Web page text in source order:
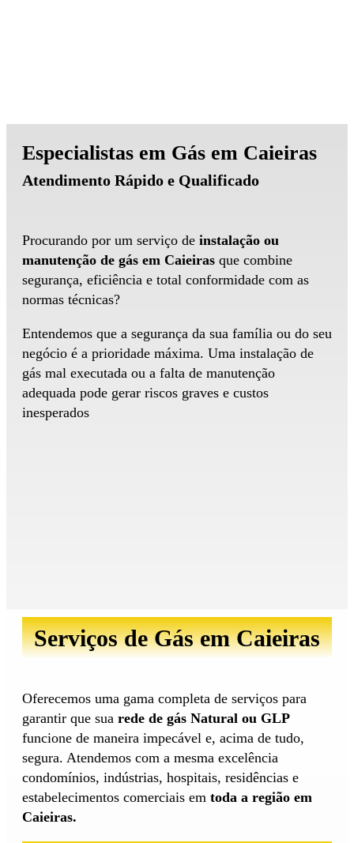
Especialistas em Gás em Caieiras
Atendimento Rápido e Qualificado
Procurando por um serviço de instalação ou
manutenção de gás em Caieiras que combine
segurança, eficiência e total conformidade com as
normas técnicas?
Entendemos que a segurança da sua família ou do seu
negócio é a prioridade máxima. Uma instalação de
gás mal executada ou a falta de manutenção
adequada pode gerar riscos graves e custos
inesperados
Serviços de Gás em Caieiras
Oferecemos uma gama completa de serviços para
garantir que sua rede de gás Natural ou GLP
funcione de maneira impecável e, acima de tudo,
segura. Atendemos com a mesma excelência
condomínios, indústrias, hospitais, residências e
estabelecimentos comerciais em toda a região em
Caieiras.